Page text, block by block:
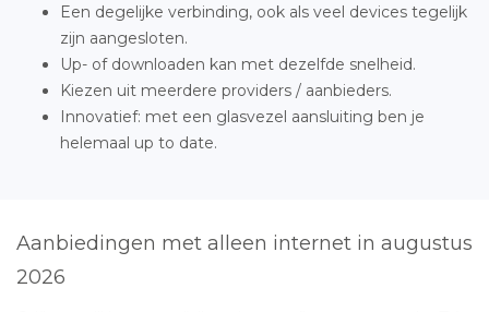
Een degelijke verbinding, ook als veel devices tegelijk
zijn aangesloten.
Up- of downloaden kan met dezelfde snelheid.
Kiezen uit meerdere providers / aanbieders.
Innovatief: met een glasvezel aansluiting ben je
helemaal up to date.
Aanbiedingen met alleen internet in augustus
2026